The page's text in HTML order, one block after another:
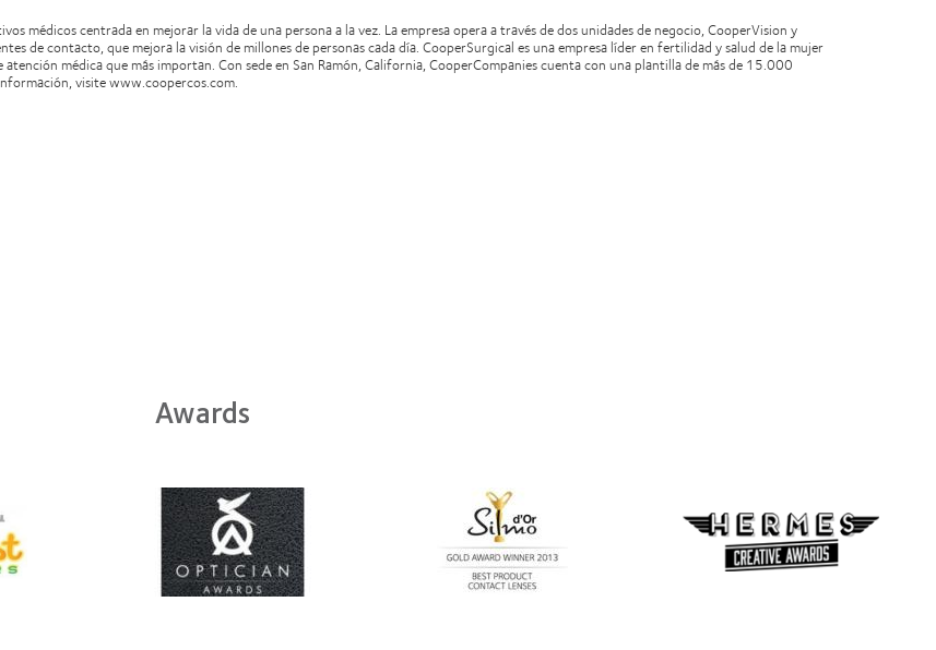
médicos centrada en mejorar la vida de una persona a la vez. La empresa opera a través de dos unidades de negocio, CooperVision y
de contacto, que mejora la visión de millones de personas cada día. CooperSurgical es una empresa líder en fertilidad y salud de la mujer
médica que más importan. Con sede en San Ramón, California, CooperCompanies cuenta con una plantilla de más de 15.000
visite www.coopercos.com.
Awards